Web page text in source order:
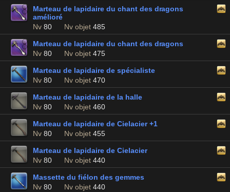
Marteau de lapidaire du chant des dragons
amélioré
Nv 80 Nv objet 485
Marteau de lapidaire du chant des dragons
Nv 80 Nv objet 475
Marteau de lapidaire de spécialiste
Nv 80 Nv objet 470
Marteau de lapidaire de la halle
Nv 80 Nv objet 460
Marteau de lapidaire de Cielacier +1
Nv 80 Nv objet 455
Marteau de lapidaire de Cielacier
Nv 80 Nv objet 440
Massette du fiélon des gemmes
Nv 80 Nv objet 440